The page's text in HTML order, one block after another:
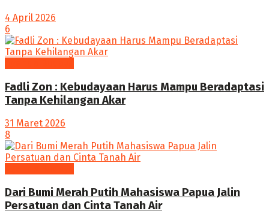
4 April 2026
6
Fadli Zon : Kebudayaan Harus Mampu Beradaptasi
Tanpa Kehilangan Akar
31 Maret 2026
8
Dari Bumi Merah Putih Mahasiswa Papua Jalin
Persatuan dan Cinta Tanah Air